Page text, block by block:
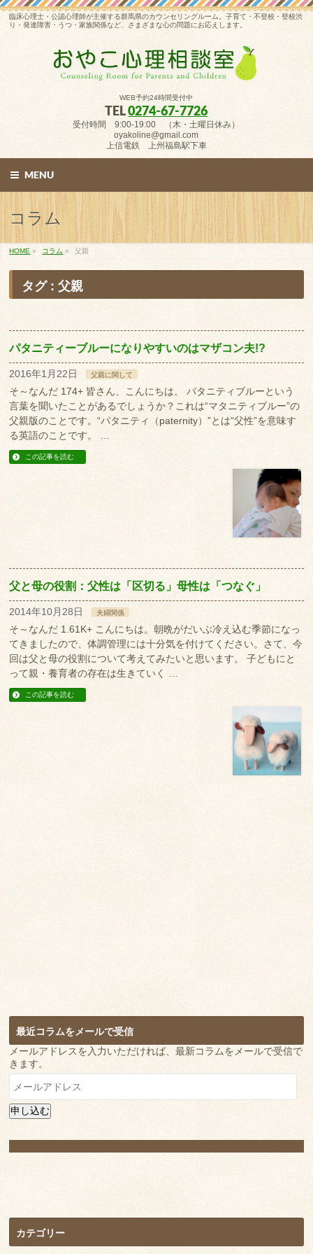
臨床心理士・公認心理師が主催する群馬県のカウンセリングルーム。子育て・不登校・登校渋
り・発達障害・うつ・家族関係など、さまざまな心の問題にお応えします。
WEB予約24時間受付中
TEL0274-67-7726
受付時間 9:00-19:00 （木・土曜日休み）
oyakoline@gmail.com
上信電鉄 上州福島駅下車
MENU
コラム
HOME » コラム » 父親
タグ : 父親
パタニティーブルーになりやすいのはマザコン夫!?
2016年1月22日 父親に関して
そ～なんだ 174+ 皆さん、こんにちは。 パタニティブルーという
言葉を聞いたことがあるでしょうか？これは“マタニティブルー”の
父親版のことです。“パタニティ（paternity）”とは“父性”を意味す
る英語のことです。 …
この記事を読む
父と母の役割：父性は「区切る」母性は「つなぐ」
2014年10月28日 夫婦関係
そ～なんだ 1.61K+ こんにちは。朝晩がだいぶ冷え込む季節になっ
てきましたので、体調管理には十分気を付けてください。さて、今
回は父と母の役割について考えてみたいと思います。 子どもにと
って親・養育者の存在は生きていく …
この記事を読む
最近コラムをメールで受信
メールアドレスを入力いただければ、最新コラムをメールで受信で
きます。
メ
ー
ル
ア
レ
ス
申し込む
カテゴリー